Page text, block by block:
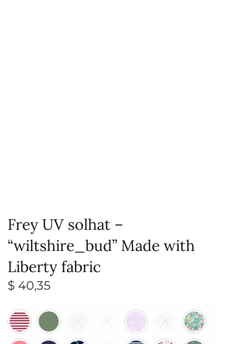
Frey UV solhat –
“wiltshire_bud” Made with
Liberty fabric
$ 40,35